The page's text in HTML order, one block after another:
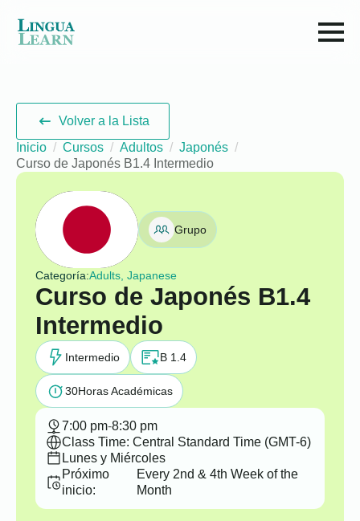
Volver a la Lista
Inicio
Cursos Adultos
Japonés
Curso de Japonés B1.4 Intermedio
Grupo
Categoría:Adults, Japanese
Curso de Japonés B1.4
Intermedio
Intermedio B 1.4
30Horas Académicas
7:00 pm-8:30 pm
Class Time: Central Standard Time (GMT-6)
Lunes y Miércoles
Próximo
inicio:
Every 2nd & 4th Week of the
Month